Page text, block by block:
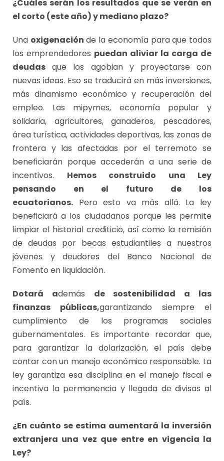
¿Cuáles serán los resultados que se verán en
el corto (este año) y mediano plazo?
Una oxigenación de la economía para que todos
los emprendedores puedan aliviar la carga de
deudas que los agobian y proyectarse con
nuevas ideas. Eso se traducirá en más inversiones,
más dinamismo económico y recuperación del
empleo. Las mipymes, economía popular y
solidaria, agricultores, ganaderos, pescadores,
área turística, actividades deportivas, las zonas de
frontera y las afectadas por el terremoto se
beneficiarán porque accederán a una serie de
incentivos. Hemos construido una Ley
pensando en el futuro de los
ecuatorianos. Pero esto va más allá. La ley
beneficiará a los ciudadanos porque les permite
limpiar el historial crediticio, así como la remisión
de deudas por becas estudiantiles a nuestros
jóvenes y deudores del Banco Nacional de
Fomento en liquidación.
Dotará además de sostenibilidad a las
finanzas públicas,garantizando siempre el
cumplimiento de los programas sociales
gubernamentales. Es importante recordar que,
para garantizar la dolarización, el país debe
contar con un manejo económico responsable. La
ley garantiza esa disciplina en el manejo fiscal e
incentiva la permanencia y llegada de divisas al
país.
¿En cuánto se estima aumentará la inversión
extranjera una vez que entre en vigencia la
Ley?